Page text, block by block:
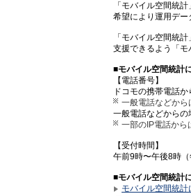
「モバイル空間統
希望により運用デ
「モバイル空間統
支援できるよう「
■モバイル空間統計
【電話番号】
ドコモの携帯電話
一般電話などから
一般電話などから
一部のIP電話から
【受付時間】
午前9時〜午後8時（
■モバイル空間統計
モバイル空間統計